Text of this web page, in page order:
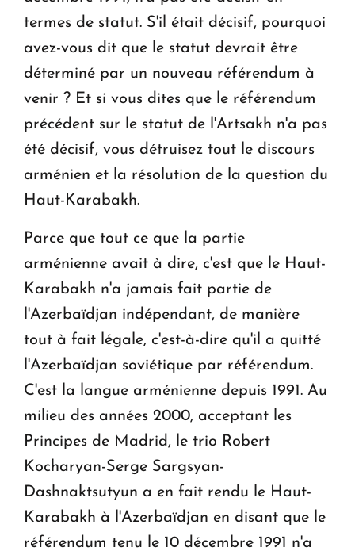
termes de statut. S'il était décisif, pourquoi
avez-vous dit que le statut devrait être
déterminé par un nouveau référendum à
venir ? Et si vous dites que le référendum
précédent sur le statut de l'Artsakh n'a pas
été décisif, vous détruisez tout le discours
arménien et la résolution de la question du
Haut-Karabakh.
Parce que tout ce que la partie
arménienne avait à dire, c'est que le Haut-
Karabakh n'a jamais fait partie de
l'Azerbaïdjan indépendant, de manière
tout à fait légale, c'est-à-dire qu'il a quitté
l'Azerbaïdjan soviétique par référendum.
C'est la langue arménienne depuis 1991. Au
milieu des années 2000, acceptant les
Principes de Madrid, le trio Robert
Kocharyan-Serge Sargsyan-
Dashnaktsutyun a en fait rendu le Haut-
Karabakh à l'Azerbaïdjan en disant que le
référendum tenu le 10 décembre 1991 n'a